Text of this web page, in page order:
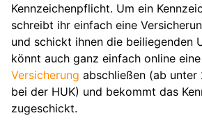
Kennzeichenpflicht. Um ein
schreibt ihr einfach eine
und schickt ihnen die beiliegenden
könnt auch ganz einfach online eine
Versicherung abschließen (ab unter
bei der HUK) und bekommt das
zugeschickt.